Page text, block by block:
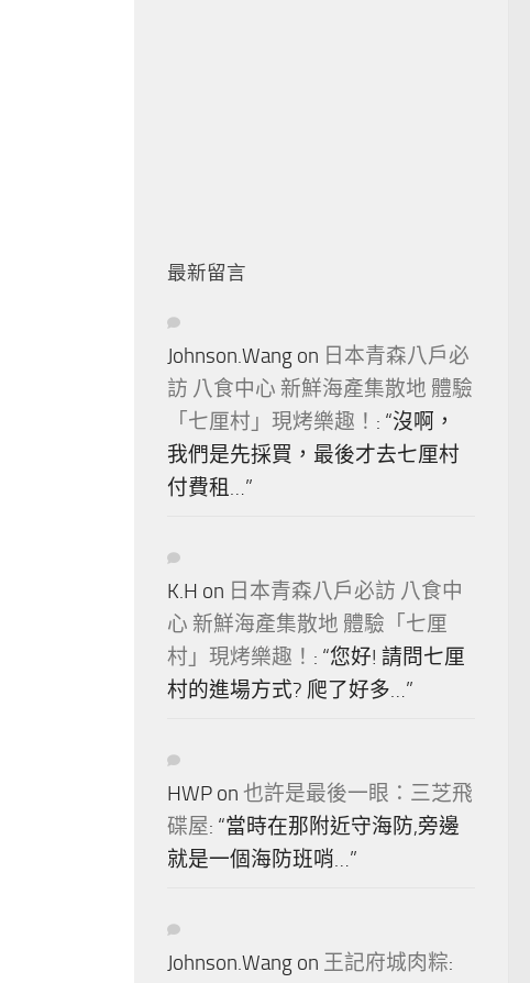
最新留言
Johnson.Wang on 日本青森八戶必
訪 八食中心 新鮮海產集散地 體驗
「七厘村」現烤樂趣！ : “沒啊，
我們是先採買，最後才去七厘村
付費租…”
K.H on 日本青森八戶必訪 八食中
心 新鮮海產集散地 體驗「七厘
村」現烤樂趣！ : “您好! 請問七厘
村的進場方式? 爬了好多…”
HWP on 也許是最後一眼：三芝飛
碟屋: “當時在那附近守海防,旁邊
就是一個海防班哨…”
Johnson.Wang on 王記府城肉粽: